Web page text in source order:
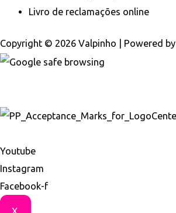
Livro de reclamações online
Copyright © 2026 Valpinho | Powered by
Youtube
Instagram
Facebook-f